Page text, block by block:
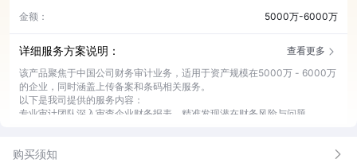
金额：
5000万-6000万
详细服务方案说明：
查看更多
该产品聚焦于中国公司财务审计业务，适用于资产规模在5000万 - 6000万
的企业，同时涵盖上传备案和条码相关服务。
以下是我司提供的服务内容：
专业审计团队深入审查企业财务报表，精准发现潜在财务风险与问题。
根据审计结果，出具详细且有针对性的财务审计报告，助力企业决策。
购买须知